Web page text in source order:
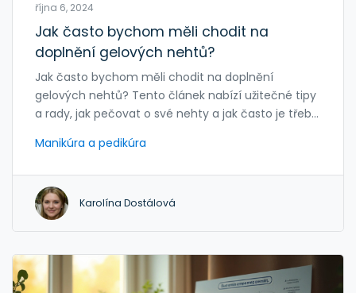
října 6, 2024
Jak často bychom měli chodit na
doplnění gelových nehtů?
Jak často bychom měli chodit na doplnění
gelových nehtů? Tento článek nabízí užitečné tipy
a rady, jak pečovat o své nehty a jak často je třeba
ovlivňují frekvenci návštěv, včetně typu nehtů,
prozkoumáme příznaky, které naznačují, že je čas
na doplnění, abyste udrželi své nehty zdravé a
krásné. Praktické rady pomohou udržet manikúru v
Manikúra a pedikúra
Karolína Dostálová